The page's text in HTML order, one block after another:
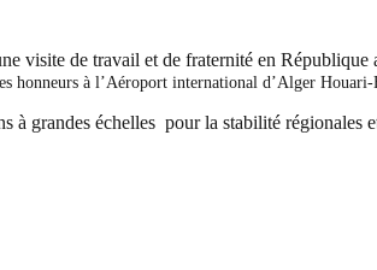
visite de travail et de fraternité en République
honneurs à l’Aéroport international d’Alger Houari-
grandes échelles pour la stabilité